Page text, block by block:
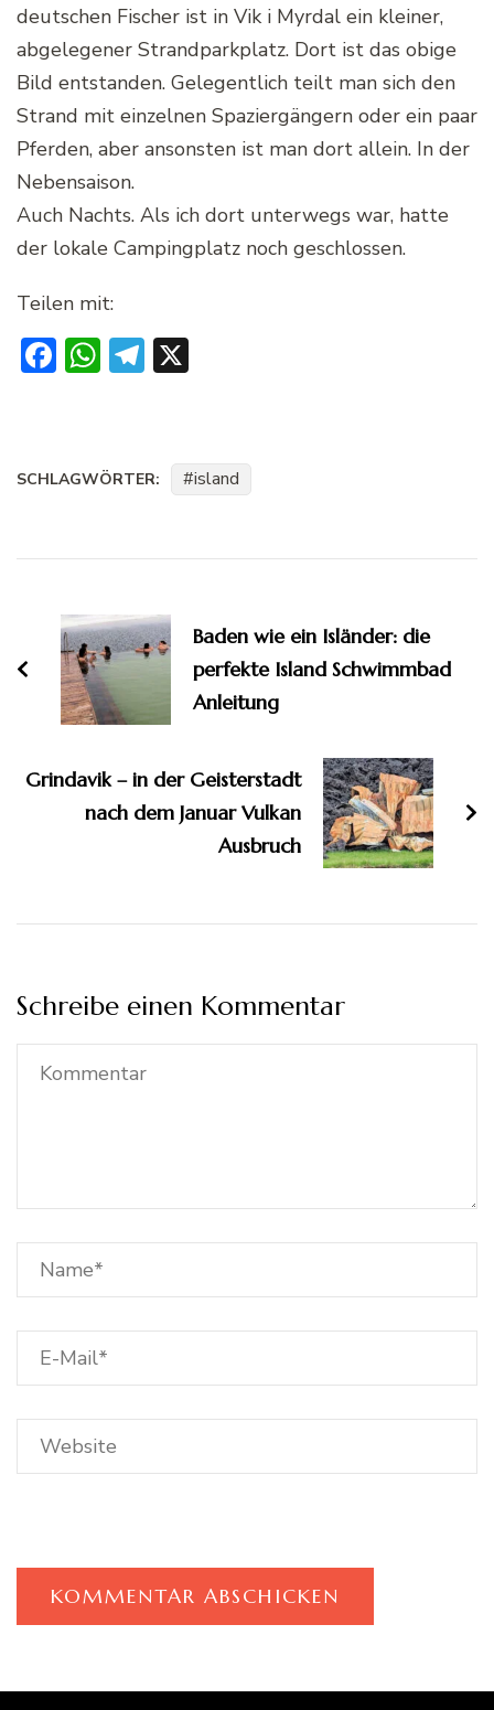
deutschen Fischer ist in Vik i Myrdal ein kleiner,
abgelegener Strandparkplatz. Dort ist das obige
Bild entstanden. Gelegentlich teilt man sich den
Strand mit einzelnen Spaziergängern oder ein paar
Pferden, aber ansonsten ist man dort allein. In der
Nebensaison.
Auch Nachts. Als ich dort unterwegs war, hatte
der lokale Campingplatz noch geschlossen.
Teilen mit:
Facebook
WhatsApp
Telegram
SCHLAGWÖRTER: island
Baden wie ein Isländer: die
perfekte Island Schwimmbad
Anleitung
Grindavik – in der Geisterstadt
nach dem Januar Vulkan
Ausbruch
Schreibe einen Kommentar